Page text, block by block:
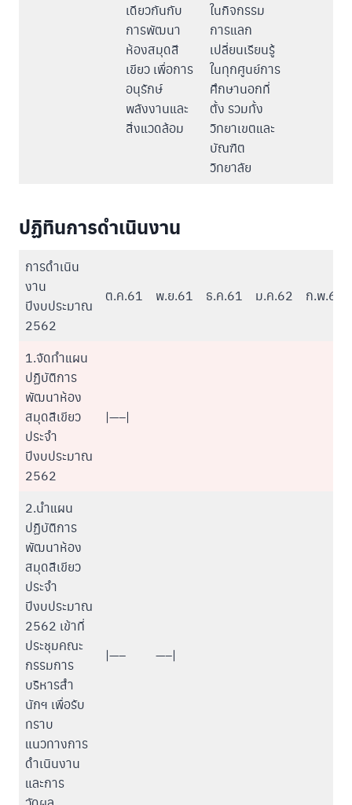
เดียวกันกับ
การพัฒนา
ห้องสมุดสี
เขียว เพื่อการ
อนุรักษ์
พลังงานและ
สิ่งแวดล้อม
ในกิจกรรม
การแลก
เปลี่ยนเรียนรู้
ในทุกศูนย์การ
ศึกษานอกที่
ตั้ง รวมทั้ง
วิทยาเขตและ
บัณฑิต
วิทยาลัย
ปฏิทินการดำเนินงาน
การดำเนิน
งาน
ปีงบประมาณ
2562
ต.ค.61 พ.ย.61 ธ.ค.61 ม.ค.62 ก.พ.62
1.จัดทำแผน
ปฏิบัติการ
พัฒนาห้อง
สมุดสีเขียว
ประจำ
ปีงบประมาณ
2562
|—–|
2.นำแผน
ปฏิบัติการ
พัฒนาห้อง
สมุดสีเขียว
ประจำ
ปีงบประมาณ
2562 เข้าที่
ประชุมคณะ
กรรมการ
บริหารสำ
นักฯ เพื่อรับ
ทราบ
แนวทางการ
ดำเนินงาน
และการ
|—– —–|